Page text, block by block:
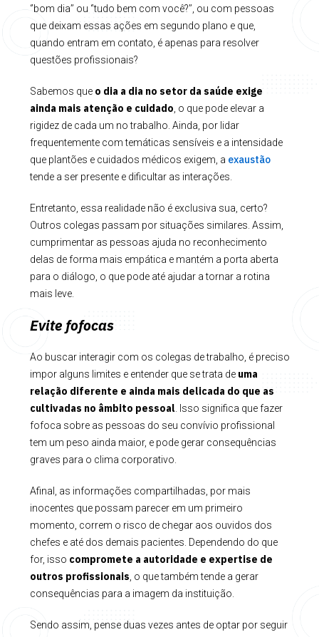
‘’bom dia’’ ou ‘’tudo bem com você?’’, ou com pessoas
que deixam essas ações em segundo plano e que,
quando entram em contato, é apenas para resolver
questões profissionais?
Sabemos que o dia a dia no setor da saúde exige
ainda mais atenção e cuidado, o que pode elevar a
rigidez de cada um no trabalho. Ainda, por lidar
frequentemente com temáticas sensíveis e a intensidade
que plantões e cuidados médicos exigem, a exaustão
tende a ser presente e dificultar as interações.
Entretanto, essa realidade não é exclusiva sua, certo?
Outros colegas passam por situações similares. Assim,
cumprimentar as pessoas ajuda no reconhecimento
delas de forma mais empática e mantém a porta aberta
para o diálogo, o que pode até ajudar a tornar a rotina
mais leve.
Evite fofocas
Ao buscar interagir com os colegas de trabalho, é preciso
impor alguns limites e entender que se trata de uma
relação diferente e ainda mais delicada do que as
cultivadas no âmbito pessoal. Isso significa que fazer
fofoca sobre as pessoas do seu convívio profissional
tem um peso ainda maior, e pode gerar consequências
graves para o clima corporativo.
Afinal, as informações compartilhadas, por mais
inocentes que possam parecer em um primeiro
momento, correm o risco de chegar aos ouvidos dos
chefes e até dos demais pacientes. Dependendo do que
for, isso compromete a autoridade e expertise de
outros profissionais, o que também tende a gerar
consequências para a imagem da instituição.
Sendo assim, pense duas vezes antes de optar por seguir